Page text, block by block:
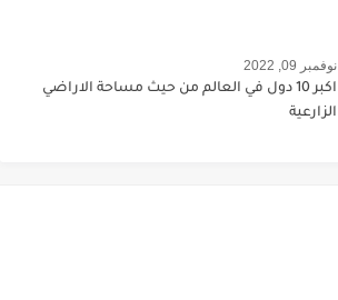
نوفمبر 09, 2022
اكبر 10 دول في العالم من حيث مساحة الاراضي
الزارعية